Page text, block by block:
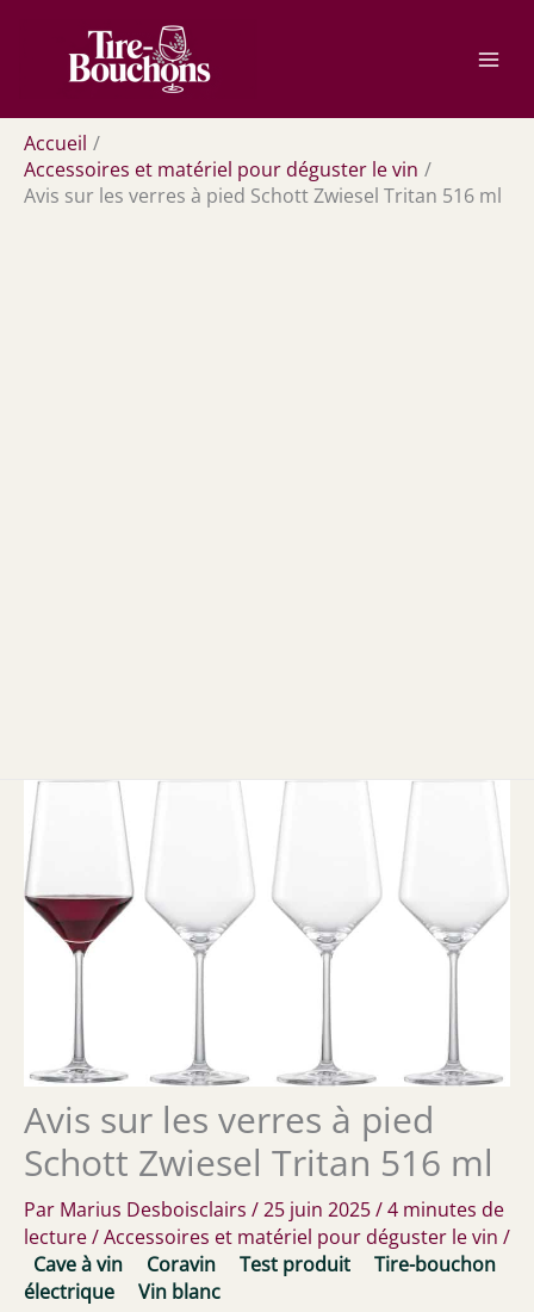
contenu
Accueil
Accessoires et matériel pour déguster le vin
Avis sur les verres à pied Schott Zwiesel Tritan 516 ml
Avis sur les verres à pied
Schott Zwiesel Tritan 516 ml
Par Marius Desboisclairs /25 juin 2025/4 minutes de
lecture/Accessoires et matériel pour déguster le vin /
Cave à vin
Coravin Test produit
Tire-bouchon
électrique
Vin blanc